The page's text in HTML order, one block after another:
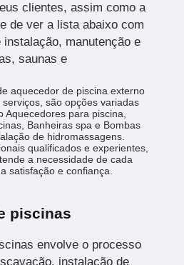
clientes, assim como a
de ver a lista abaixo com
manutenção e
saunas e
aquecedor de piscina externo
são opções variadas
para piscina,
Banheiras spa e Bombas
de hidromassagens.
qualificados e experientes,
a necessidade de cada
satisfação e confiança.
piscinas
envolve o processo
instalação de